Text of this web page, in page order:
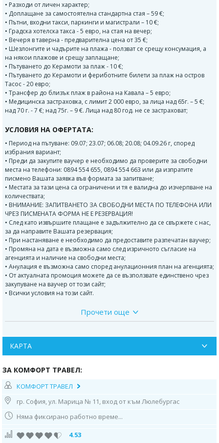
• Разходи от личен характер;
• Доплащане за самостоятелна стандартна стая – 59 €;
• Пътни, входни такси, паркинги и магистрали – 10 €;
• Градска хотелска такса - 5 евро, на стая на вечер;
• Вечеря в таверна - предварителна цена от 35 €;
• Шезлонгите и чадърите на плажа - ползват се срещу консумация, а
на някои плажове и срещу заплащане;
• Пътуването до Керамоти за плаж - 10 €;
• Пътуването до Керамоти и фериботните билети за плаж на остров
Тасос - 20 евро;
• Трансфер до близък плаж в района на Кавала – 5 евро;
• Медицинска застраховка, с лимит 2 000 евро, за лица над 65г. – 5 €;
над 70 г. - 7 €; над 75г. – 9 €. Лица над 80 год. не се застраховат;
УСЛОВИЯ НА ОФЕРТАТА:
• Период на пътуване: 09.07; 23.07; 06.08; 20.08; 04.09.26 г, според
избрания вариант;
• Преди да закупите ваучер е необходимо да проверите за свободни
места на телефони: 0894 554 655, 0894 554 663 или да изпратите
писмено Вашата заявка във формата за запитване;
• Местата за тази цена са ограничени и тя е валидна до изчерпване на
количествата;
• ВНИМАНИЕ: ЗАПИТВАНЕТО ЗА СВОБОДНИ МЕСТА ПО ТЕЛЕФОНА ИЛИ
ЧРЕЗ ПИСМЕНАТА ФОРМА НЕ Е РЕЗЕРВАЦИЯ!
• След като извършите плащане е задължително да се свържете с нас,
за да направите Вашата резервация;
• При настаняване е необходимо да предоставите разпечатан ваучер;
• Промяна на дата е възможна само след изричното съгласие на
агенцията и наличие на свободни места;
• Анулация е възможна само според анулационния план на агенцията;
• От актуалната промоция можете да се възползвате единствено чрез
закупуване на ваучер от този сайт;
• Всички условия на този сайт.
Програма на екскурзията:
Отпътуване от пл. ”Ал. Невски” в 6: 00 часа по маршрут София -
Промахон - Серес - Амфиполи - Амолофи. Преминаване на
граничните пунктове. Пристигане в Амолофи - за плаж. Свободно
булевард в Кавала след 18.00 ч. Свободно време за разходка: Църквата
„Св. Никола", Пристанището, Аквадукта Камарес - достроен по времето
на управлението на Сюлейман Великолепни, Паметника и къщата на
Мохамед Али, Крепостта, Църквата “Св. Богородица”, и др. Нощувка.
2 ден- Кавала - Керамоти - остров Тасос
Закуска. По желание пътуване до Керамоти и остров Тасос за плаж или
разходка. Пристигане в Керамоти, красиво разположено на малък
полуостров, създаден от наносите на р. Нестос (Места) в продължение
Прочети още
КАРТА
ЗА КОМФОРТ ТРАВЕЛ:
КОМФОРТ ТРАВЕЛ
гр. София, ул. Марица № 11, вход от към Люлебургас
Няма фиксирано работно време...
4.53